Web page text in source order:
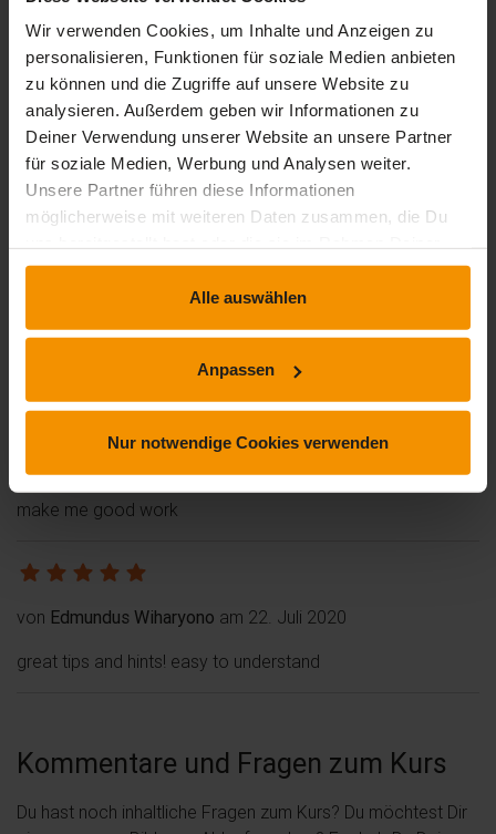
Wir verwenden Cookies, um Inhalte und Anzeigen zu
personalisieren, Funktionen für soziale Medien anbieten
zu können und die Zugriffe auf unsere Website zu
analysieren. Außerdem geben wir Informationen zu
Deiner Verwendung unserer Website an unsere Partner
für soziale Medien, Werbung und Analysen weiter.
Unsere Partner führen diese Informationen
möglicherweise mit weiteren Daten zusammen, die Du
Nutzung der Dienste gesammelt haben.
Alle auswählen
Anpassen
Nur notwendige Cookies verwenden
3stars: 0
Bewertungen
stars: 0
Bewertungen
1 stars: 0
Bewertungen
Rezensionen
am 21. Dezember 2020
Great course. I got more insights about being a public
make me good work
von Edmundus Wiharyono am 22. Juli 2020
great tips and hints! easy to understand
Kommentare und Fragen zum Kurs
Du hast noch inhaltliche Fragen zum Kurs? Du möchtest Dir